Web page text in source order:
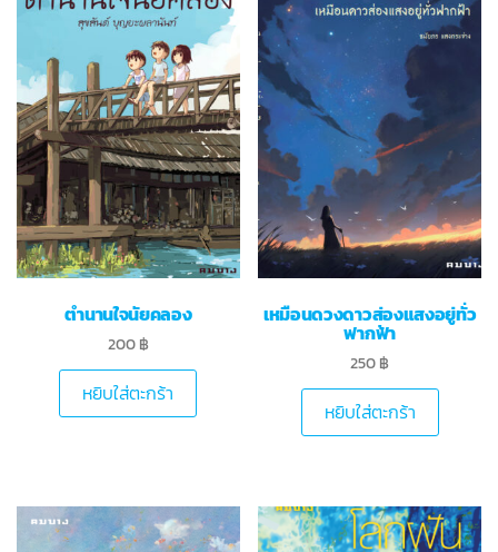
ตำนานใจนัยคลอง
200 ฿
หยิบใส่ตะกร้า
เหมือนดวงดาวส่องแสงอยู่ทั่ว
ฟากฟ้า
250 ฿
หยิบใส่ตะกร้า